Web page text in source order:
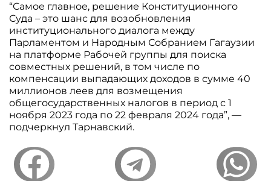
“Самое главное, решение Конституционного
Суда – это шанс для возобновления
институционального диалога между
Парламентом и Народным Собранием Гагаузии
на платформе Рабочей группы для поиска
совместных решений, в том числе по
компенсации выпадающих доходов в сумме 40
миллионов леев для возмещения
общегосударственных налогов в период с 1
ноября 2023 года по 22 февраля 2024 года”, —
подчеркнул Тарнавский.